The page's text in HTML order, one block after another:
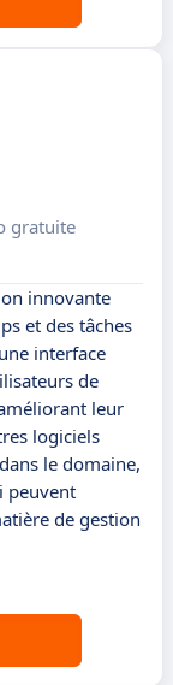
gratuite
innovante
et des tâches
interface
de
leur
logiciels
le domaine,
peuvent
de gestion